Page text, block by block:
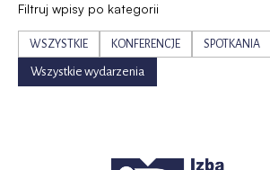
Filtruj wpisy po kategorii
WSZYSTKIE KONFERENCJE SPOTKANIA
Wszystkie wydarzenia